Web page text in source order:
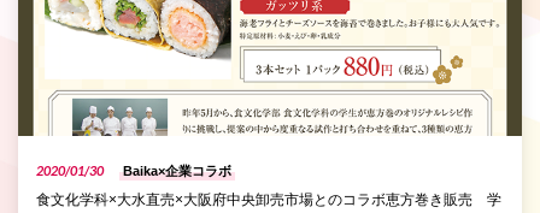
2020/01/30 Baika×企業コラボ
食文化学科×大水直売×大阪府中央卸売市場とのコラボ恵方巻き販売 学